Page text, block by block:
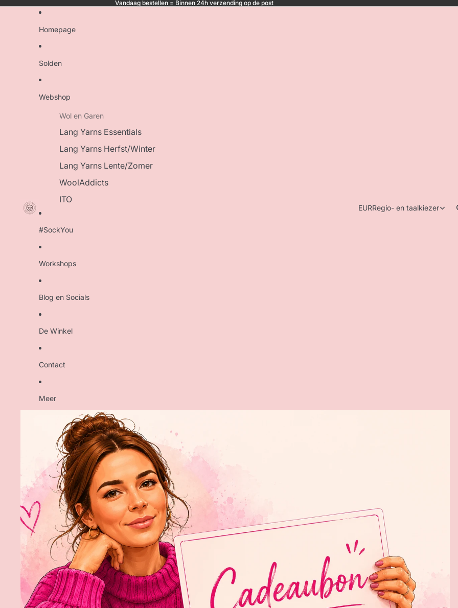
Vandaag bestellen = Binnen 24h verzending op de post
Homepage
Solden
Webshop
Wol en Garen
Lang Yarns Essentials
Lang Yarns Herfst/Winter
Lang Yarns Lente/Zomer
WoolAddicts
ITO
Durable
#SockYou
Brei- en Haakbenodigdheden
Etuis, Tassen en Opbergen
#SockYou
Workshops
Blog en Socials
De Winkel
Contact
Meer
EURRegio- en taalkiezer